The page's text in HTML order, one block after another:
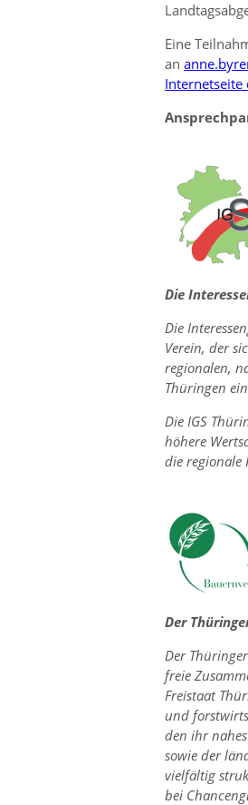
Eine
an
Internetseite
Die
Die
Verein, der
regionalen,
Thüringen
Die IGS
höhere
die regionale
Der
Der
freie
Freistaat
und
den ihr
sowie der
vielfältig
bei